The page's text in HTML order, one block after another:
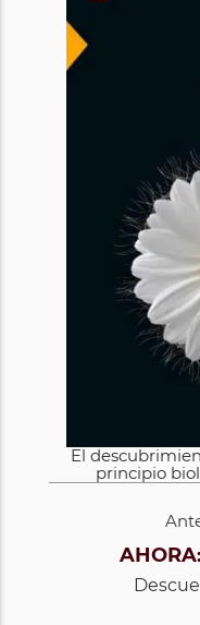
El
principio
AHORA: